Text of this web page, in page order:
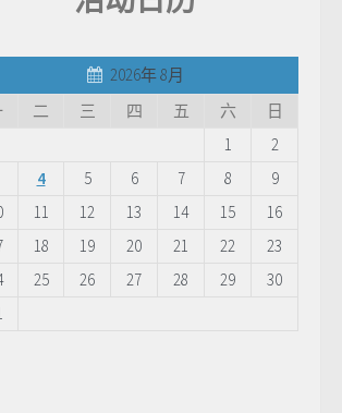
2026年 8月
二 三 四 五 六
日
1
2
4 5 6 7 8
9
11 12 13 14 15
16
18 19 20 21 22
23
25 26 27 28 29
30